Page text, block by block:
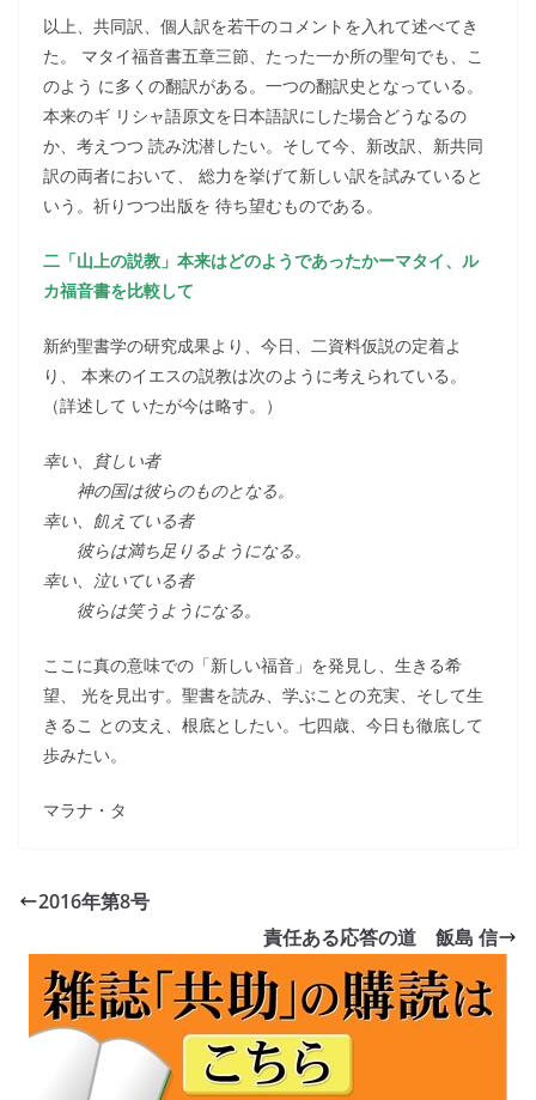
以上、共同訳、個人訳を若干のコメントを入れて述べてき
た。 マタイ福音書五章三節、たった一か所の聖句でも、こ
のよう に多くの翻訳がある。一つの翻訳史となっている。
本来のギ リシャ語原文を日本語訳にした場合どうなるの
か、考えつつ 読み沈潜したい。そして今、新改訳、新共同
訳の両者において、 総力を挙げて新しい訳を試みていると
いう。祈りつつ出版を 待ち望むものである。
二「山上の説教」本来はどのようであったかーマタイ、ル
カ福音書を比較して
新約聖書学の研究成果より、今日、二資料仮説の定着よ
り、 本来のイエスの説教は次のように考えられている。
（詳述して いたが今は略す。）
幸い、貧しい者
神の国は彼らのものとなる。
幸い、飢えている者
彼らは満ち足りるようになる。
幸い、泣いている者
彼らは笑うようになる。
ここに真の意味での「新しい福音」を発見し、生きる希
望、 光を見出す。聖書を読み、学ぶことの充実、そして生
きるこ との支え、根底としたい。七四歳、今日も徹底して
歩みたい。
マラナ・タ
2016年第8号
責任ある応答の道 飯島 信